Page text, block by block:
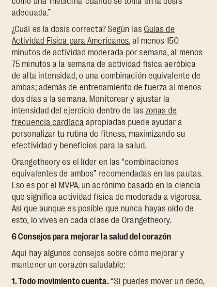
adecuada.”
¿Cuál es la dosis correcta? Según las Guías de
Actividad Física para Americanos, al menos 150
minutos de actividad moderada por semana, al menos
75 minutos a la semana de actividad física aeróbica
de alta intensidad, o una combinación equivalente de
ambas; además de entrenamiento de fuerza al menos
dos días a la semana. Monitorear y ajustar la
intensidad del ejercicio dentro de las zonas de
frecuencia cardíaca apropiadas puede ayudar a
personalizar tu rutina de fitness, maximizando su
efectividad y beneficios para la salud.
Orangetheory es el líder en las “combinaciones
equivalentes de ambos” recomendadas en las pautas.
Eso es por el MVPA, un acrónimo basado en la ciencia
que significa actividad física de moderada a vigorosa.
Así que aunque es posible que nunca hayas oído de
esto, lo vives en cada clase de Orangetheory.
6 Consejos para mejorar la salud del corazón
Aquí hay algunos consejos sobre cómo mejorar y
mantener un corazón saludable:
1. Todo movimiento cuenta.“Si puedes mover un dedo,